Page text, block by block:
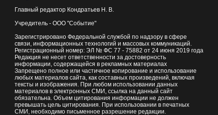
Главный редактор Кондратьев Н. В.
Учредитель - ООО "Событие"
Зарегистрировано Федеральной службой по надзору в сфере
связи, информационных технологий и массовых коммуникаций.
Регистрационный номер: ЭЛ № ФС 77 - 75882 от 24 июня 2019 года
Редакция не несет ответственности за достоверность
информации, содержащейся в рекламных материалах
Запрещено полное или частичное копирование и использование
любых материалов сайта, как составных произведений, включая
тексты и изображения. При любом использовании данных
материалов в электронных СМИ, ссылка на данный сайт
обязательна. Объем цитирования информации не должен
превышать цель цитирования. При использовании в печатных
СМИ, необходимо письменное разрешение редакции.